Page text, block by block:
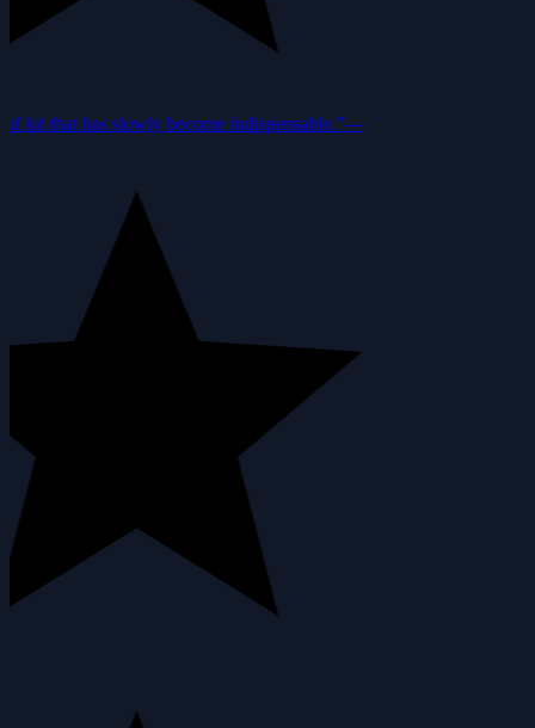
kit that has slowly become indispensable.”—